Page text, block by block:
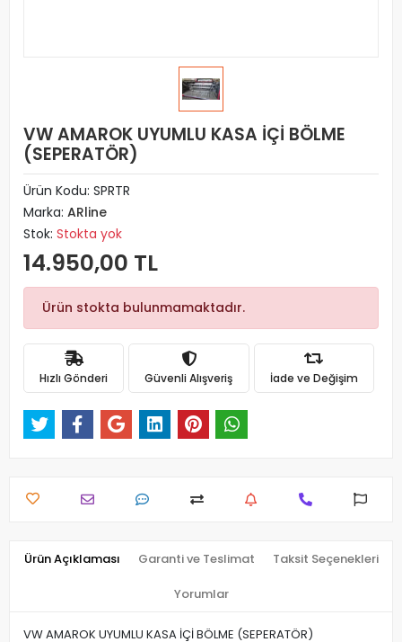
VW AMAROK UYUMLU KASA İÇİ BÖLME
(SEPERATÖR)
Ürün Kodu: SPRTR
Marka: ARline
Stok: Stokta yok
14.950,00 TL
Ürün stokta bulunmamaktadır.
Hızlı Gönderi Güvenli Alışveriş İade ve Değişim
Ürün Açıklaması Garanti ve Teslimat Taksit Seçenekleri
Yorumlar
VW AMAROK UYUMLU KASA İÇİ BÖLME (SEPERATÖR)